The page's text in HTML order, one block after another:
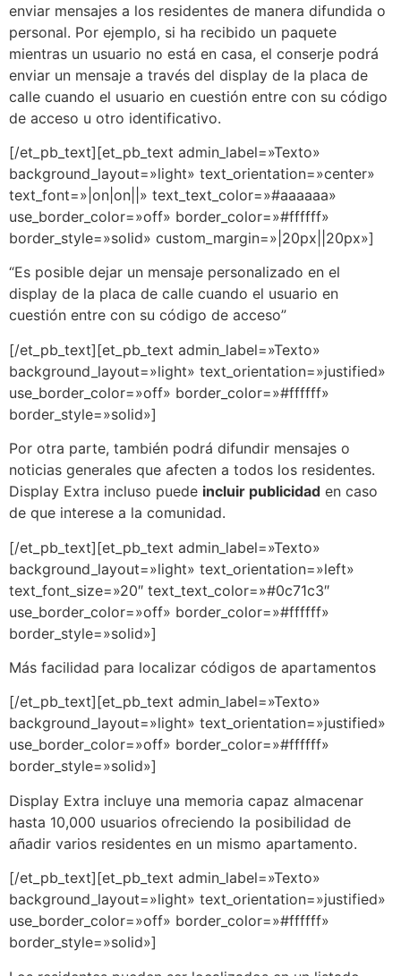
enviar mensajes a los residentes de manera difundida o
personal. Por ejemplo, si ha recibido un paquete
mientras un usuario no está en casa, el conserje podrá
enviar un mensaje a través del display de la placa de
calle cuando el usuario en cuestión entre con su código
de acceso u otro identificativo.
[/et_pb_text][et_pb_text admin_label=»Texto»
background_layout=»light» text_orientation=»center»
text_font=»|on|on||» text_text_color=»#aaaaaa»
use_border_color=»off» border_color=»#ffffff»
border_style=»solid» custom_margin=»|20px||20px»]
“Es posible dejar un mensaje personalizado en el
display de la placa de calle cuando el usuario en
cuestión entre con su código de acceso”
[/et_pb_text][et_pb_text admin_label=»Texto»
background_layout=»light» text_orientation=»justified»
use_border_color=»off» border_color=»#ffffff»
border_style=»solid»]
Por otra parte, también podrá difundir mensajes o
noticias generales que afecten a todos los residentes.
Display Extra incluso puede incluir publicidad en caso
de que interese a la comunidad.
[/et_pb_text][et_pb_text admin_label=»Texto»
background_layout=»light» text_orientation=»left»
text_font_size=»20″ text_text_color=»#0c71c3″
use_border_color=»off» border_color=»#ffffff»
border_style=»solid»]
Más facilidad para localizar códigos de apartamentos
[/et_pb_text][et_pb_text admin_label=»Texto»
background_layout=»light» text_orientation=»justified»
use_border_color=»off» border_color=»#ffffff»
border_style=»solid»]
Display Extra incluye una memoria capaz almacenar
hasta 10,000 usuarios ofreciendo la posibilidad de
añadir varios residentes en un mismo apartamento.
[/et_pb_text][et_pb_text admin_label=»Texto»
background_layout=»light» text_orientation=»justified»
use_border_color=»off» border_color=»#ffffff»
border_style=»solid»]